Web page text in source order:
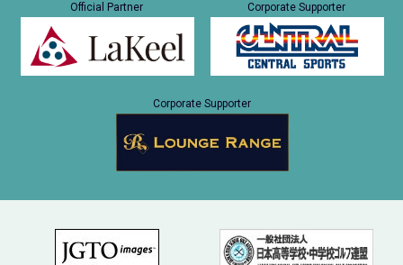
Official Partner Corporate Supporter
Corporate Supporter